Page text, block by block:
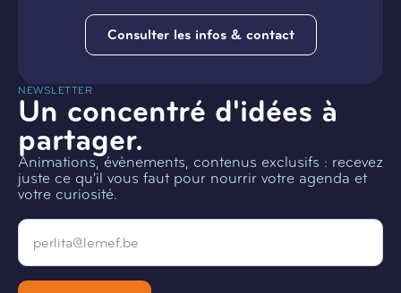
Consulter les infos & contact
NEWSLETTER
Un concentré d'idées à
partager.
Animations, évènements, contenus exclusifs : recevez
juste ce qu'il vous faut pour nourrir votre agenda et
votre curiosité.
Email